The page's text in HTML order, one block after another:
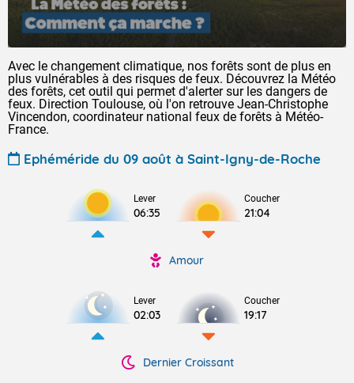
Avec le changement climatique, nos forêts sont de plus en
plus vulnérables à des risques de feux. Découvrez la Météo
des forêts, cet outil qui permet d'alerter sur les dangers de
feux. Direction Toulouse, où l'on retrouve Jean-Christophe
Vincendon, coordinateur national feux de forêts à Météo-
France.
Ephéméride du 09 août à Saint-Igny-de-Roche
Lever
06:35
Coucher
21:04
Amour
Lever
02:03
Coucher
19:17
Dernier Croissant